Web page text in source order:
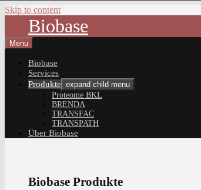
Skip to content
Biobase
Menu
Biobase
Services
Produkte expand child menu
Proteome BKL
BRENDA
TRANSFAC
TRANSPATH
Über Biobase
Biobase Produkte